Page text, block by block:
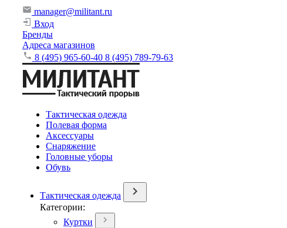
manager@militant.ru
Вход
Бренды
Адреса магазинов
8 (495) 965-60-40 8 (495) 789-79-63
Тактическая одежда
Полевая форма
Аксессуары
Снаряжение
Головные уборы
Обувь
Тактическая одежда
Категории:
Куртки